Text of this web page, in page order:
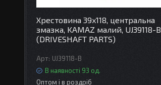
Хрестовина 39x118, центральна
змазка, KAMAZ малий, UJ39118-B
(DRIVESHAFT PARTS)
UJ39118-B
В наявності 93 од.
Оптом і в роздріб